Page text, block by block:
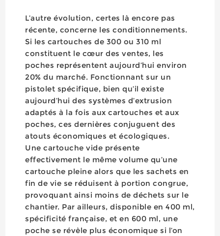
L’autre évolution, certes là encore pas
récente, concerne les conditionnements.
Si les cartouches de 300 ou 310 ml
constituent le cœur des ventes, les
poches représentent aujourd’hui environ
20% du marché. Fonctionnant sur un
pistolet spécifique, bien qu’il existe
aujourd’hui des systèmes d’extrusion
adaptés à la fois aux cartouches et aux
poches, ces dernières conjuguent des
atouts économiques et écologiques.
Une cartouche vide présente
effectivement le même volume qu’une
cartouche pleine alors que les sachets en
fin de vie se réduisent à portion congrue,
provoquant ainsi moins de déchets sur le
chantier. Par ailleurs, disponible en 400 ml,
spécificité française, et en 600 ml, une
poche se révèle plus économique si l’on